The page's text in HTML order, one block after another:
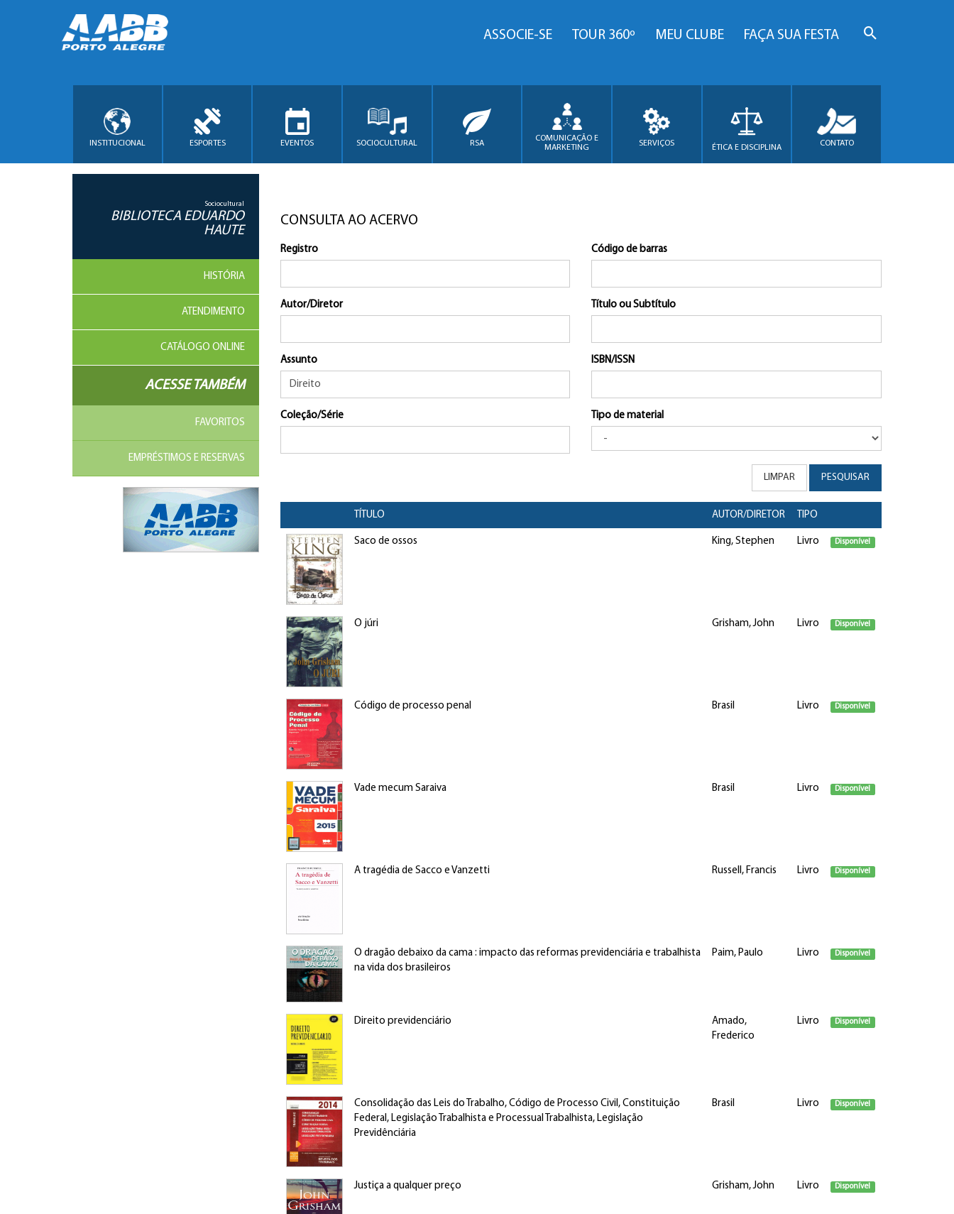
ASSOCIE-SE TOUR 360º MEU CLUBE FAÇA SUA FESTA
INSTITUCIONAL ESPORTES EVENTOS SOCIOCULTURAL RSA
COMUNICAÇÃO E
MARKETING
SERVIÇOS ÉTICA E DISCIPLINA CONTATO
Sociocultural
BIBLIOTECA EDUARDO
HAUTE
HISTÓRIA
ATENDIMENTO
CATÁLOGO ONLINE
ACESSE TAMBÉM
FAVORITOS
EMPRÉSTIMOS E RESERVAS
CONSULTA AO ACERVO
Registro Código de barras
Autor/Diretor Título ou Subtítulo
Assunto ISBN/ISSN
Coleção/Série Tipo de material
LIMPAR PESQUISAR
TÍTULO AUTOR/DIRETOR TIPO
Saco de ossos King, Stephen Livro Disponível
O júri Grisham, John Livro Disponível
Código de processo penal Brasil Livro Disponível
Vade mecum Saraiva Brasil Livro Disponível
A tragédia de Sacco e Vanzetti Russell, Francis Livro Disponível
O dragão debaixo da cama : impacto das reformas previdenciária e trabalhista
na vida dos brasileiros
Paim, Paulo Livro Disponível
Direito previdenciário
Amado,
Frederico
Livro Disponível
Consolidação das Leis do Trabalho, Código de Processo Civil, Constituição
Federal, Legislação Trabalhista e Processual Trabalhista, Legislação
Previdênciária
Brasil Livro Disponível
Justiça a qualquer preço Grisham, John Livro Disponível